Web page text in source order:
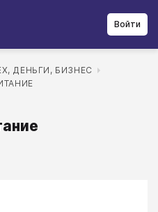
Войти
ДЕНЬГИ, БИЗНЕС